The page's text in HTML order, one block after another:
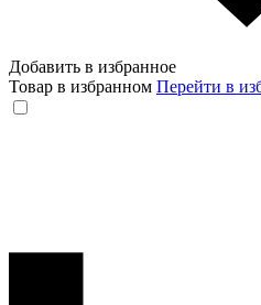
Добавить в избранное
Товар в избранном Перейти в